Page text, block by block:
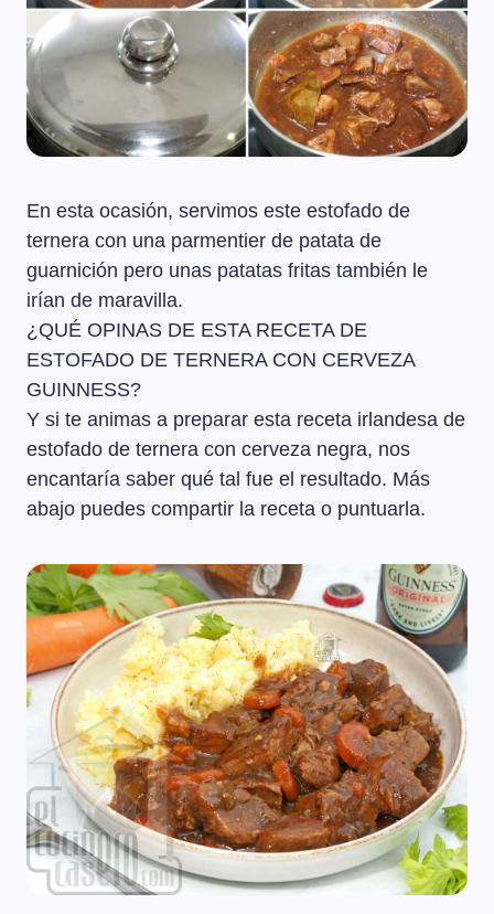
En esta ocasión, servimos este estofado de
ternera con una parmentier de patata de
guarnición pero unas patatas fritas también le
irían de maravilla.
¿QUÉ OPINAS DE ESTA RECETA DE
ESTOFADO DE TERNERA CON CERVEZA
GUINNESS?
Y si te animas a preparar esta receta irlandesa de
estofado de ternera con cerveza negra, nos
encantaría saber qué tal fue el resultado. Más
abajo puedes compartir la receta o puntuarla.